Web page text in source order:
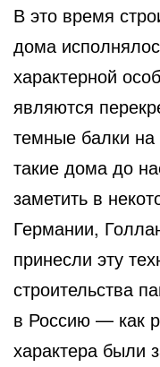
В это время
дома
характерной
являются
темные балки
такие дома до
заметить в
Германии,
принесли эту
строительства
в Россию — как
характера были